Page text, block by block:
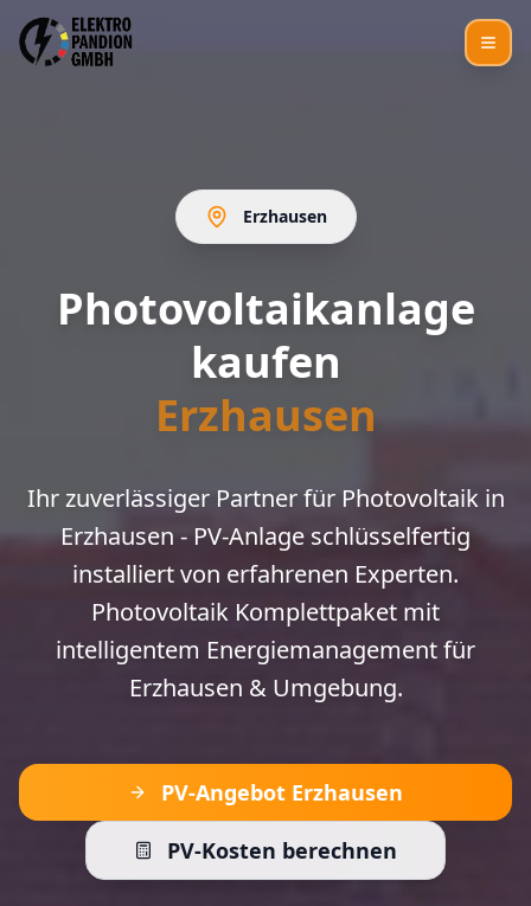
Erzhausen
Photovoltaikanlage
kaufen
Erzhausen
Ihr zuverlässiger Partner für Photovoltaik in
Erzhausen - PV-Anlage schlüsselfertig
installiert von erfahrenen Experten.
Photovoltaik Komplettpaket mit
intelligentem Energiemanagement für
Erzhausen & Umgebung.
PV-Angebot Erzhausen
PV-Kosten berechnen